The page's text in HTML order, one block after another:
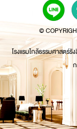
©
โรงแรมใกล้ธรรมศาสตร์